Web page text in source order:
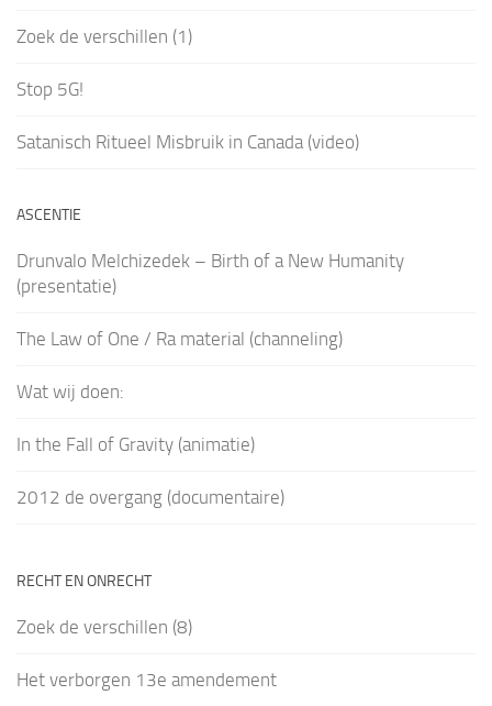
Zoek de verschillen (1)
Stop 5G!
Satanisch Ritueel Misbruik in Canada (video)
ASCENTIE
Drunvalo Melchizedek – Birth of a New Humanity
(presentatie)
The Law of One / Ra material (channeling)
Wat wij doen:
In the Fall of Gravity (animatie)
2012 de overgang (documentaire)
RECHT EN ONRECHT
Zoek de verschillen (8)
Het verborgen 13e amendement